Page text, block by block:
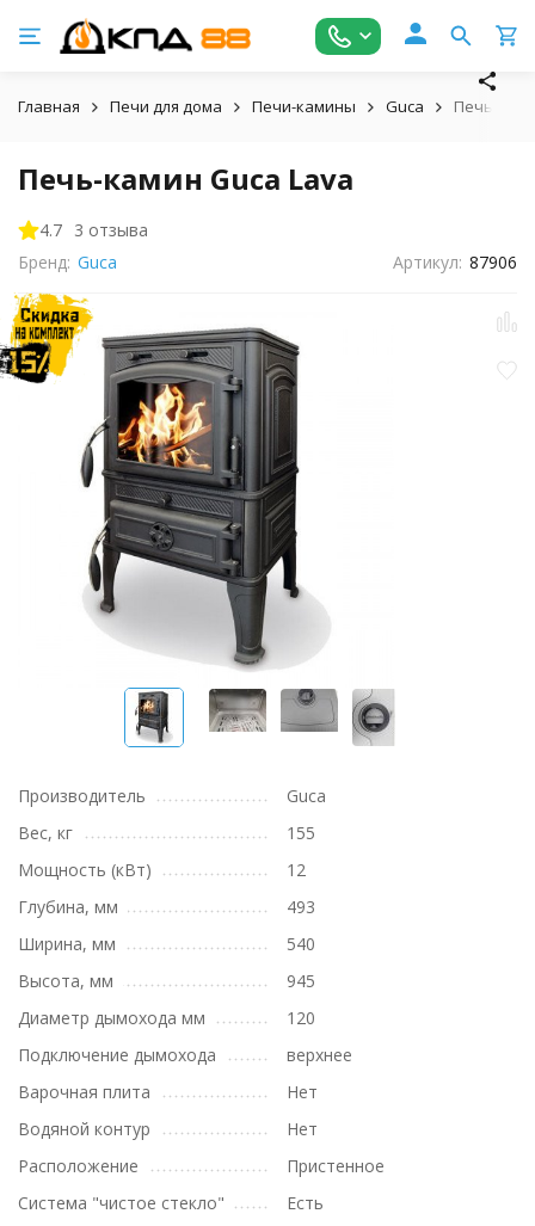
Главная Печи для дома Печи-камины Guca Печь-
Печь-камин Guca Lava
4.7 3 отзыва
Бренд: Guca Артикул: 87906
Производитель
Guca
Вес, кг
155
Мощность (кВт)
12
Глубина, мм
493
Ширина, мм
540
Высота, мм
945
Диаметр дымохода мм
120
Подключение дымохода
верхнее
Варочная плита
Нет
Водяной контур
Нет
Расположение
Пристенное
Система "чистое стекло"
Есть